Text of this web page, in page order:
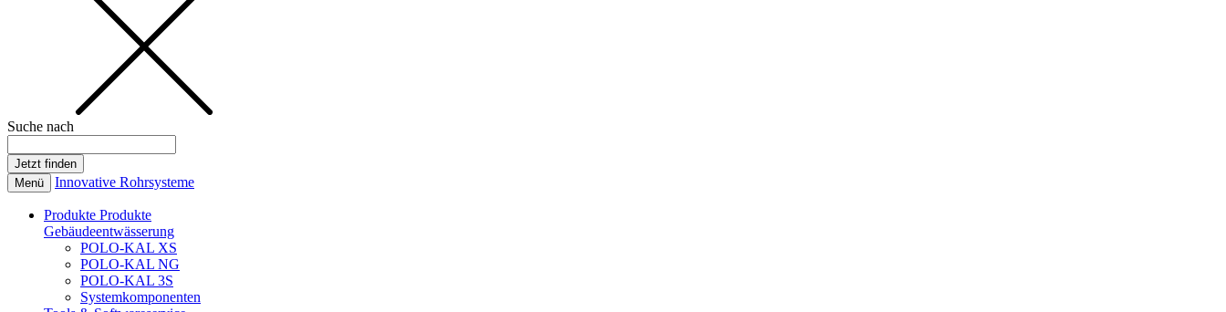
Suche nach
Menü Innovative Rohrsysteme
Produkte Produkte
Gebäudeentwässerung
POLO-KAL XS
POLO-KAL NG
POLO-KAL 3S
Systemkomponenten